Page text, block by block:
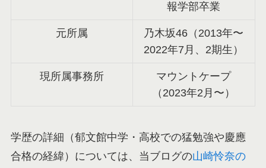
報学部卒業
元所属
乃木坂46（2013年〜
2022年7月、2期生）
現所属事務所
マウントケープ
（2023年2月〜）
学歴の詳細（郁文館中学・高校での猛勉強や慶應
合格の経緯）については、当ブログの山崎怜奈の